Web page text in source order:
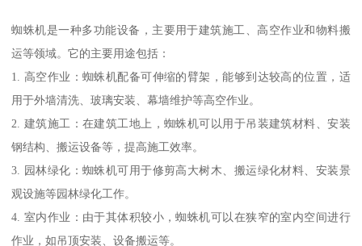
蜘蛛机是一种多功能设备，主要用于建筑施工、高空作业和物料搬
运等领域。它的主要用途包括：
1. 高空作业：蜘蛛机配备可伸缩的臂架，能够到达较高的位置，适
用于外墙清洗、玻璃安装、幕墙维护等高空作业。
2. 建筑施工：在建筑工地上，蜘蛛机可以用于吊装建筑材料、安装
钢结构、搬运设备等，提高施工效率。
3. 园林绿化：蜘蛛机可用于修剪高大树木、搬运绿化材料、安装景
观设施等园林绿化工作。
4. 室内作业：由于其体积较小，蜘蛛机可以在狭窄的室内空间进行
作业，如吊顶安装、设备搬运等。